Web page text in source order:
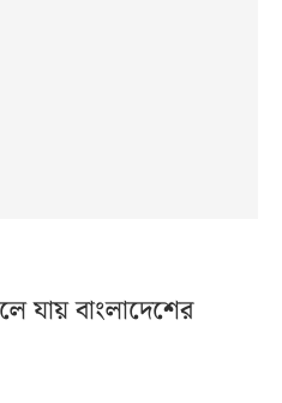
যায় বাংলাদেশের